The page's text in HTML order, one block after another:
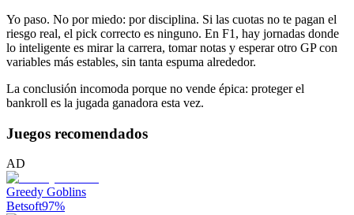
Yo paso. No por miedo: por disciplina. Si las cuotas no te pagan el
riesgo real, el pick correcto es ninguno. En F1, hay jornadas donde
lo inteligente es mirar la carrera, tomar notas y esperar otro GP con
variables más estables, sin tanta espuma alrededor.
La conclusión incomoda porque no vende épica: proteger el
bankroll es la jugada ganadora esta vez.
Juegos recomendados
AD
Greedy Goblins
Betsoft97%